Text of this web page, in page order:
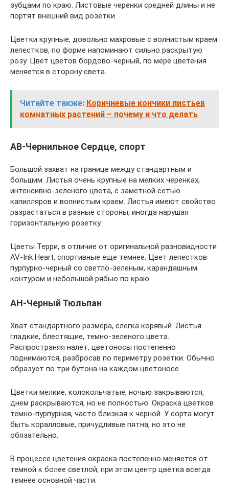
зубцами по краю. Листовые черенки средней длины и не
портят внешний вид розетки.
Цветки крупные, довольно махровые с волнистым краем
лепестков, по форме напоминают сильно раскрытую
розу. Цвет цветов бордово-черный, по мере цветения
меняется в сторону света.
Читайте также: Коричневые кончики листьев
комнатных растений – почему и что делать
АВ-Чернильное Сердце, спорт
Большой захват на границе между стандартным и
большим. Листья очень крупные на мелких черенках,
интенсивно-зеленого цвета, с заметной сетью
капилляров и волнистым краем. Листья имеют свойство
разрастаться в разные стороны, иногда нарушая
горизонтальную розетку.
Цветы Терри, в отличие от оригинальной разновидности
AV-Ink Heart, спортивные еще темнее. Цвет лепестков
пурпурно-черный со светло-зеленым, карандашным
контуром и небольшой рябью по краю.
АН-Черный Тюльпан
Хват стандартного размера, слегка корявый. Листья
гладкие, блестящие, темно-зеленого цвета.
Распространяя налет, цветоносы постепенно
поднимаются, разбросав по периметру розетки. Обычно
образует по три бутона на каждом цветоносе.
Цветки мелкие, колокольчатые, ночью закрываются,
днем ​​раскрываются, но не полностью. Окраска цветков
темно-пурпурная, часто близкая к черной. У сорта могут
быть коралловые, причудливые пятна, но это не
обязательно.
В процессе цветения окраска постепенно меняется от
темной к более светлой, при этом центр цветка всегда
темнее основной части.